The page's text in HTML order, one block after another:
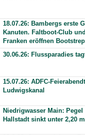
18.07.26: Bambergs erste
Kanuten. Faltboot-Club
Franken eröffnen
30.06.26: Flussparadies
15.07.26: ADFC-
Ludwigskanal
Niedrigwasser Main:
Hallstadt sinkt unter 2,20 m